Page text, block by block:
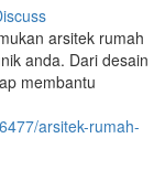
arsitek rumah
anda. Dari desain
membantu
arsitek-rumah-